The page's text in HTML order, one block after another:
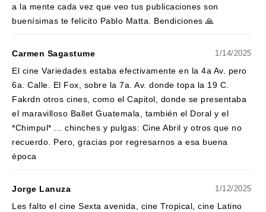
a la mente cada vez que veo tus publicaciones son
buenísimas te felicito Pablo Matta. Bendiciones 🙏
Carmen Sagastume 1/14/2025
El cine Variedades estaba efectivamente en la 4a Av. pero
6a. Calle. El Fox, sobre la 7a. Av. donde topa la 19 C.
Fakrdn otros cines, como el Capitol, donde se presentaba
el maravilloso Ballet Guatemala, también el Doral y el
*Chimpul* ... chinches y pulgas: Cine Abril y otros que no
recuerdo. Pero, gracias por regresarnos a esa buena
época
Jorge Lanuza 1/12/2025
Les falto el cine Sexta avenida, cine Tropical, cine Latino